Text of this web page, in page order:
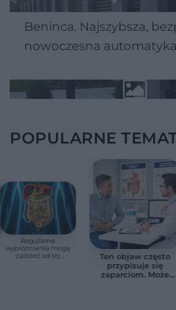
Beninca. Najszybsza,
nowoczesna
POPULARNE
Regularne
wypróżnienia mogą
zależeć od tej
Ten objaw często
przypisuje się
zaparciom. Może